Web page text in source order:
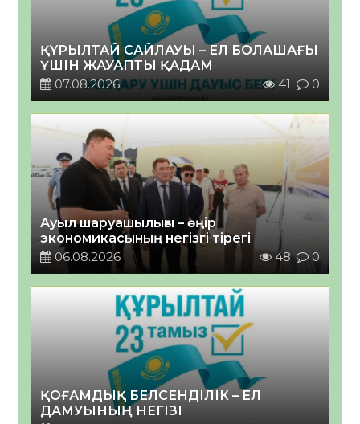
ҚҰРЫЛТАЙ САЙЛАУЫ – ЕЛ БОЛАШАҒЫ
ҮШІН ЖАУАПТЫ ҚАДАМ
07.08.2026
41 0
Ауыл шаруашылығы – өңір
экономикасының негізгі тірегі
06.08.2026
48 0
ҚОҒАМДЫҚ БЕЛСЕНДІЛІК – ЕЛ
ДАМУЫНЫҢ НЕГІЗІ